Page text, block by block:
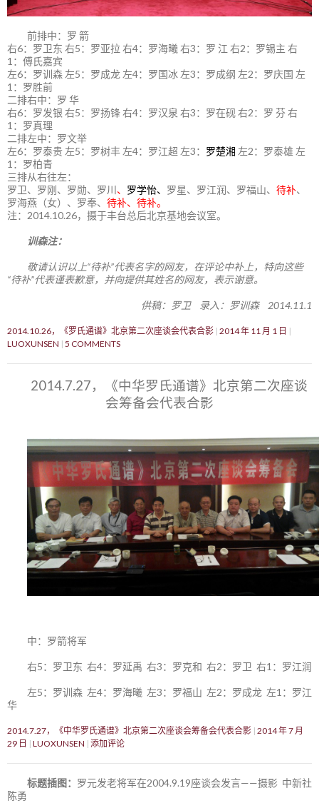
前排中：罗 箭
右6：罗卫东 右5：罗亚拉 右4：罗海曦 右3：罗 江 右2：罗锡主 右
1：傅氏嘉宾
左6：罗训森 左5：罗成龙 左4：罗国冰 左3：罗成纲 左2：罗庆国 左
1：罗胜前
二排右中：罗 华
右6：罗发银 右5：罗扬锋 右4：罗汉泉 右3：罗在砚 右2：罗 芬 右
1：罗真理
二排左中：罗文举
左6：罗泰贵 左5：罗树丰 左4：罗江超 左3： 罗楚湘 左2：罗泰雄 左
1：罗柏青
三排从右往左：
罗卫、罗刚、罗勋、罗川 、 罗学怡、 罗星、罗江润、罗福山、 待补、
罗海燕（女）、罗奉、 待补、待补。
注：2014.10.26，摄于丰台总后北京基地会议室。
训森注：
敬请认识以上“待补”代表名字的网友，在评论中补上，特向这些
“待补”代表谨表歉意，并向提供其姓名的网友，表示谢意。
供稿：罗卫 录入：罗训森 2014.11.1
2014.10.26，《罗氏通谱》北京第二次座谈会代表合影 2014 年 11 月 1 日
LUOXUNSEN 5 COMMENTS
2014.7.27，《中华罗氏通谱》北京第二次座谈
会筹备会代表合影
中：罗箭将军
右5：罗卫东 右4：罗延禹 右3：罗克和 右2：罗卫 右1：罗江润
左5：罗训森 左4：罗海曦 左3：罗福山 左2：罗成龙 左1：罗江
华
2014.7.27，《中华罗氏通谱》北京第二次座谈会筹备会代表合影 2014 年 7 月
29 日
LUOXUNSEN 添加评论
标题插图： 罗元发老将军在2004.9.19座谈会发言——摄影 中新社
陈勇